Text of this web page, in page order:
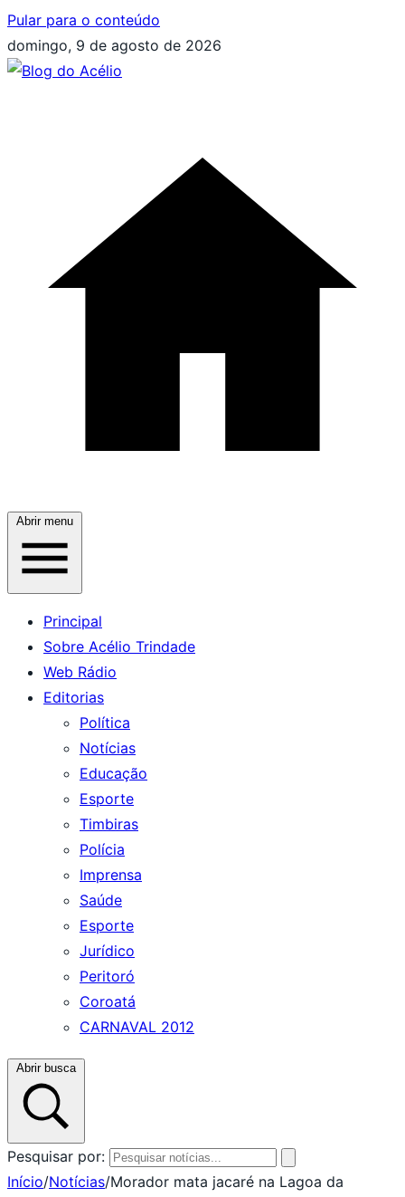
Pular para o conteúdo
domingo, 9 de agosto de 2026
Abrir menu
Principal
Sobre Acélio Trindade
Web Rádio
Editorias
Política
Notícias
Educação
Esporte
Timbiras
Polícia
Imprensa
Saúde
Esporte
Jurídico
Peritoró
Coroatá
CARNAVAL 2012
Abrir busca
Pesquisar por:
Início/Notícias/Morador mata jacaré na Lagoa da